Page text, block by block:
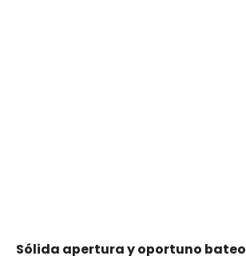
Sólida apertura y oportuno bateo